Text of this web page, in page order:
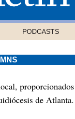
PODCASTS
proporcionados
de Atlanta.